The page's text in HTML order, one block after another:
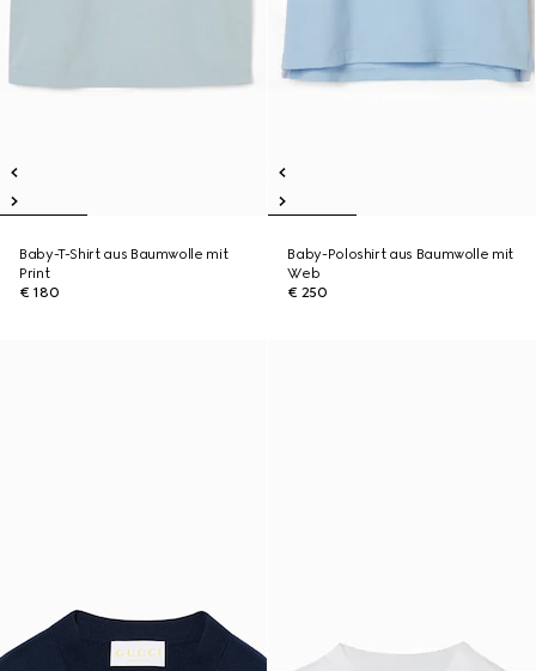
Baby-T-Shirt aus Baumwolle mit
Print
€ 180
Baby-Poloshirt aus Baumwolle mit
Web
€ 250